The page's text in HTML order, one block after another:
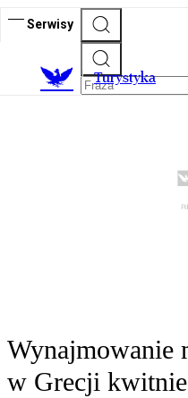
Serwisy
Turystyka
Wynajmowanie
w Grecji